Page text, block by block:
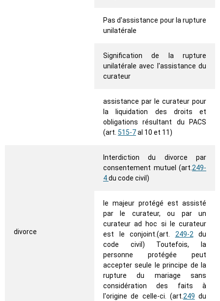
Pas d'assistance pour la rupture
unilatérale
Signification de la rupture
unilatérale avec l'assistance du
curateur
assistance par le curateur pour
la liquidation des droits et
obligations résultant du PACS
(art. 515-7al 10 et 11)
divorce
Interdiction du divorce par
consentement mutuel (art.249-
4du code civil)
le majeur protégé est assisté
par le curateur, ou par un
curateur ad hoc si le curateur
est le conjoint.(art. 249-2du
code civil) Toutefois, la
personne protégée peut
accepter seule le principe de la
rupture du mariage sans
considération des faits à
l'origine de celle-ci. (art.249 du